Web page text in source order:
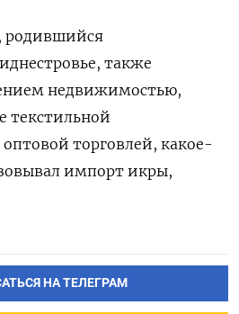
родившийся
также
недвижимостью,
текстильной
торговлей, какое-
импорт икры,
НА ТЕЛЕГРАМ